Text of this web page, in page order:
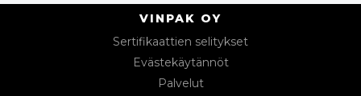
VINPAK OY
Sertifikaattien selitykset
Evästekäytännöt
Palvelut